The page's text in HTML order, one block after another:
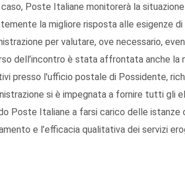
caso, Poste Italiane monitorerà la
la migliore risposta alle esigenze
per valutare, ove necessario,
dell’incontro è stata affrontata anche
presso l'ufficio postale di Possidente,
si è impegnata a fornire tutti
Poste Italiane a farsi carico delle istanze
e l’efficacia qualitativa dei servizi